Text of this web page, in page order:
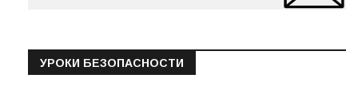
УРОКИ БЕЗОПАСНОСТИ